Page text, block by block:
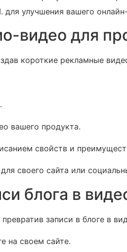
для улучшения вашего
видео для
короткие рекламные
вашего продукта.
свойств и
своего сайта или
блога в
записи в блоге в
на своем сайте.